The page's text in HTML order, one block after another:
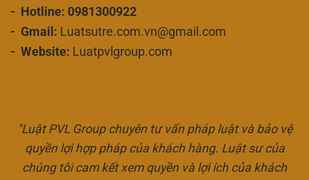
- Hotline: 0981300922
- Gmail: Luatsutre.com.vn@gmail.com
- Website: Luatpvlgroup.com
"Luật PVL Group chuyên tư vấn pháp luật và bảo vệ
quyền lợi hợp pháp của khách hàng. Luật sư của
chúng tôi cam kết xem quyền và lợi ích của khách